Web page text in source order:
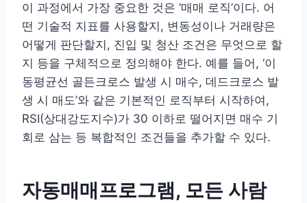
이 과정에서 가장 중요한 것은 ‘매매 로직’이다. 어
떤 기술적 지표를 사용할지, 변동성이나 거래량은
어떻게 판단할지, 진입 및 청산 조건은 무엇으로 할
지 등을 구체적으로 정의해야 한다. 예를 들어, ‘이
동평균선 골든크로스 발생 시 매수, 데드크로스 발
생 시 매도’와 같은 기본적인 로직부터 시작하여,
RSI(상대강도지수)가 30 이하로 떨어지면 매수 기
회로 삼는 등 복합적인 조건들을 추가할 수 있다.
자동매매프로그램, 모든 사람